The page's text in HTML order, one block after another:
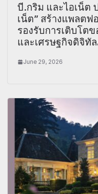
บี.กริม และไอเน็ต
เน็ต” สร้างแพลต
รองรับการเติบโต
และเศรษฐกิจดิจิทั
June 29, 2026